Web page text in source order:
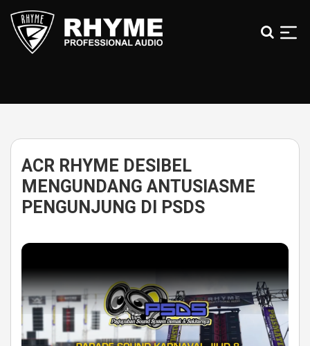
Anak
Bangsa
ACR RHYME DESIBEL
MENGUNDANG ANTUSIASME
PENGUNJUNG DI PSDS